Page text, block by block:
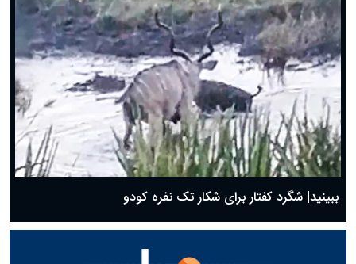
ببینید| شگرد کفتار برای شکار تک نفره کودو